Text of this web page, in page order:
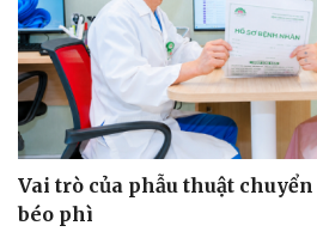
Vai trò của phẫu thuật
béo phì